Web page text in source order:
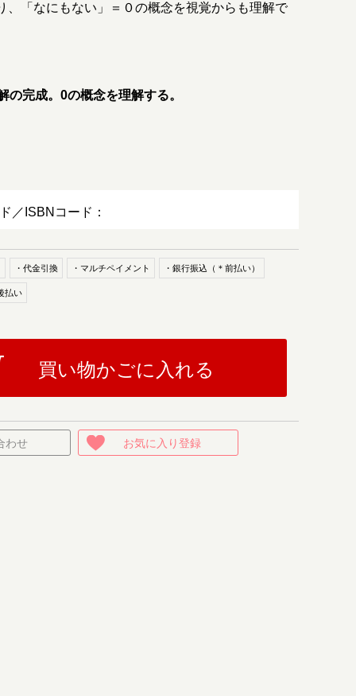
、「なにもない」＝０の概念を視覚からも理解で
完成。0の概念を理解する。
／ISBNコード：
・代金引換 ・マルチペイメント ・銀行振込（＊前払い）
払い
買い物かごに入れる
わせ お気に入り登録